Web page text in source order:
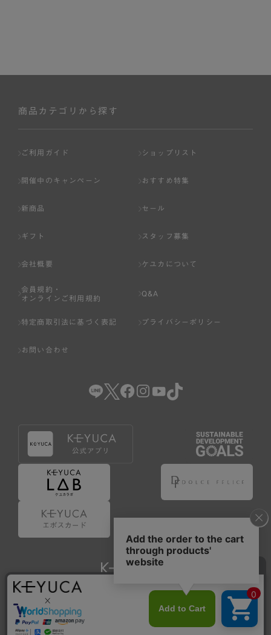
商品カテゴリから探す
ご利用ガイド ショップリスト
開催中のキャンペーン おすすめ特集
新商品 セール
ギフト スタッフ募集
会社概要 ケユカについて
会員規約・
オンラインご利用規約
Q&A
特定商取引法に基づく表記 プライバシーポリシー
お問い合わせ
Copyright © KAWAJUN Co., Ltd. All Rights Reserved.